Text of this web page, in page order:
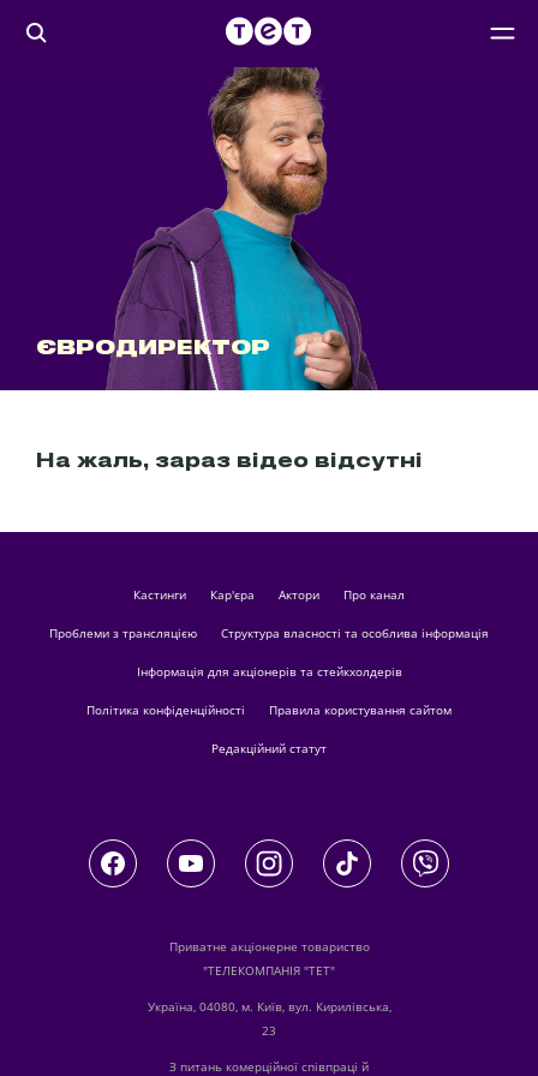
ЄВРОДИРЕКТОР
На жаль, зараз відео відсутні
кастинги Кар'єра актори Про канал
Проблеми з трансляцією Структура власності та особлива інформація
Інформація для акціонерів та стейкхолдерів
Політика конфіденційності Правила користування сайтом
Редакційний статут
Приватне акціонерне товариство
"ТЕЛЕКОМПАНІЯ "ТЕТ"
Україна, 04080, м. Київ, вул. Кирилівська,
23
З питань комерційної співпраці й